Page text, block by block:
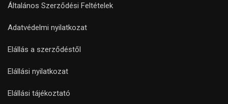
Általános Szerződési Feltételek
Adatvédelmi nyilatkozat
Elállás a szerződéstől
Elállási nyilatkozat
Elállási tájékoztató